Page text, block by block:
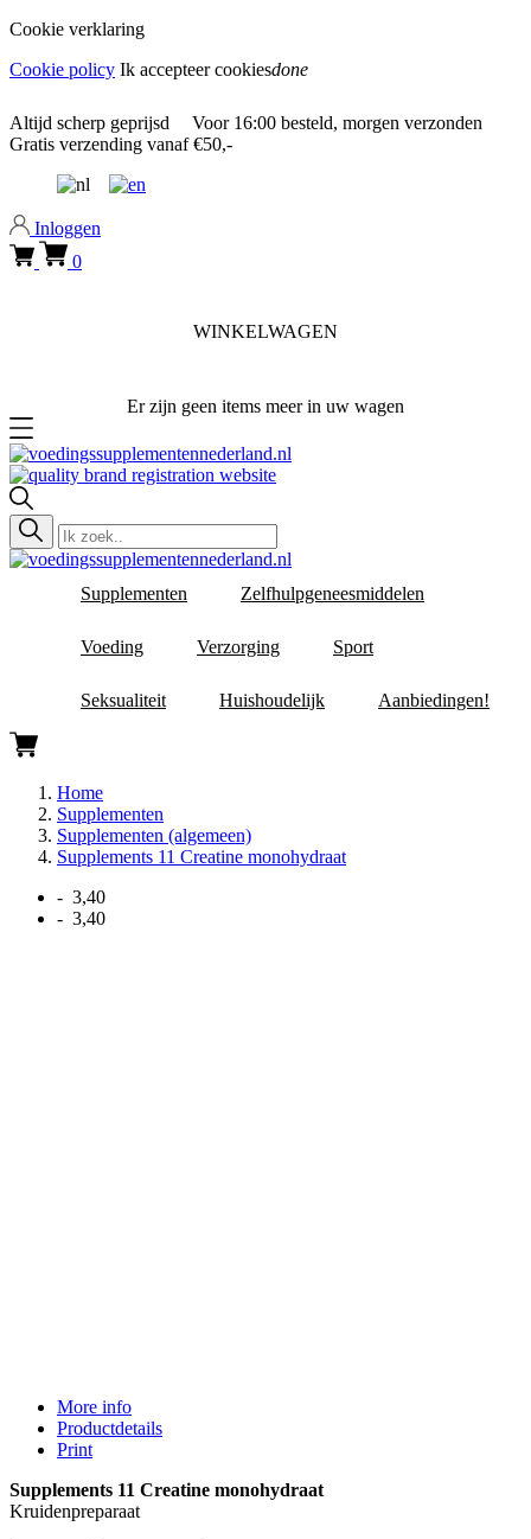
Cookie verklaring
Cookie policy Ik accepteer cookiesdone
Altijd scherp geprijsd Voor 16:00 besteld, morgen verzonden
Gratis verzending vanaf €50,-
Inloggen
0
WINKELWAGEN
Er zijn geen items meer in uw wagen
Supplementen Zelfhulpgeneesmiddelen
Voeding Verzorging Sport
Seksualiteit Huishoudelijk Aanbiedingen!
Home
Supplementen
Supplementen (algemeen)
Supplements 11 Creatine monohydraat
- 3,40
- 3,40
More info
Productdetails
Print
Supplements 11 Creatine monohydraat
Kruidenpreparaat